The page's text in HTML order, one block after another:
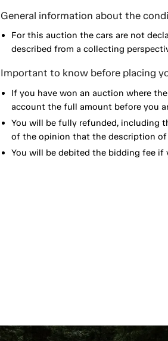
General information about the
For this auction the cars are not
described from a collecting
Important to know before placing
If you have won an auction where
account the full amount before you
You will be fully refunded, including
of the opinion that the description
You will be debited the bidding fee